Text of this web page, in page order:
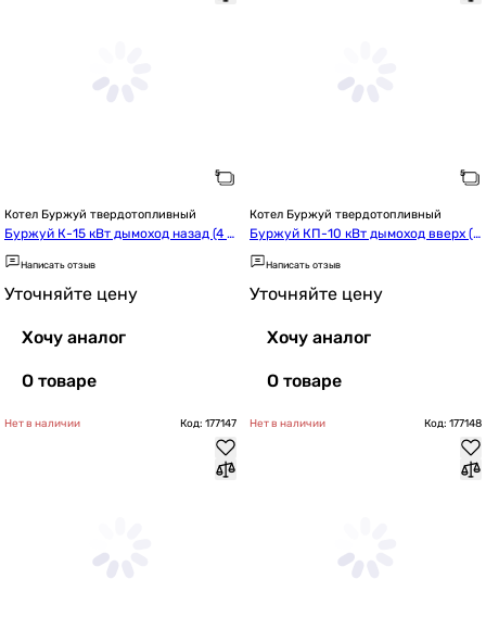
Котел Буржуй твердотопливный
Буржуй К-15 кВт дымоход назад (4 м
м)
Написать отзыв
Уточняйте цену
Хочу аналог
О товаре
Котел Буржуй твердотопливный
Буржуй КП-10 кВт дымоход вверх (3
мм)
Написать отзыв
Уточняйте цену
Хочу аналог
О товаре
Нет в наличии Код: 177147 Нет в наличии Код: 177148